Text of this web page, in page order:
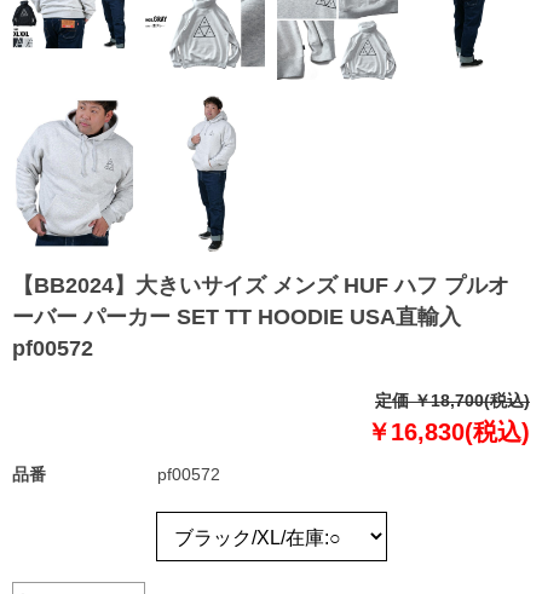
【BB2024】大きいサイズ メンズ HUF ハフ プルオ
ーバー パーカー SET TT HOODIE USA直輸入
pf00572
定価 ￥18,700(税込)
￥16,830(税込)
品番 pf00572